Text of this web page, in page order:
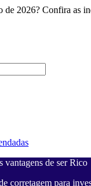
de 2026? Confira as
vantagens de ser Rico
corretagem para